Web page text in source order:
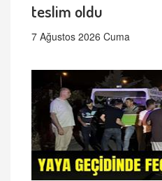
teslim oldu
7 Ağustos 2026 Cuma